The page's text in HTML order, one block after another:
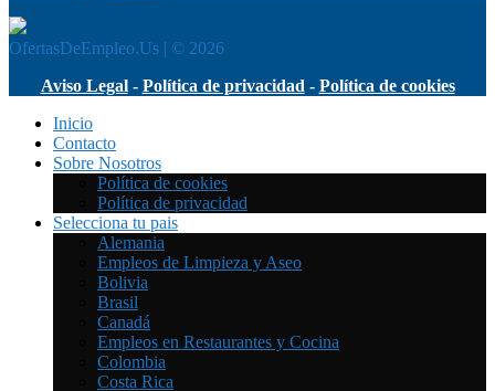
OfertasDeEmpleo.Us | © 2026
Aviso Legal- Política de privacidad - Política de cookies
Inicio
Contacto
Sobre Nosotros
Política de cookies
Política de privacidad
Selecciona tu pais
Alemania
Empleos de Limpieza y Aseo
Bolivia
Brasil
Canadá
Empleos en Restaurantes y Cocina
Colombia
Costa Rica